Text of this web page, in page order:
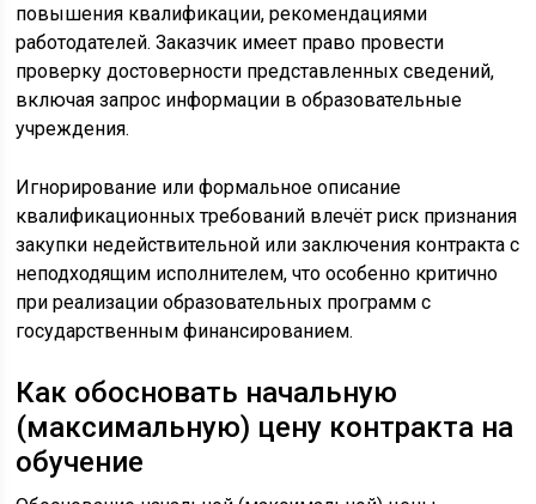
повышения квалификации, рекомендациями
работодателей. Заказчик имеет право провести
проверку достоверности представленных сведений,
включая запрос информации в образовательные
учреждения.
Игнорирование или формальное описание
квалификационных требований влечёт риск признания
закупки недействительной или заключения контракта с
неподходящим исполнителем, что особенно критично
при реализации образовательных программ с
государственным финансированием.
Как обосновать начальную
(максимальную) цену контракта на
обучение